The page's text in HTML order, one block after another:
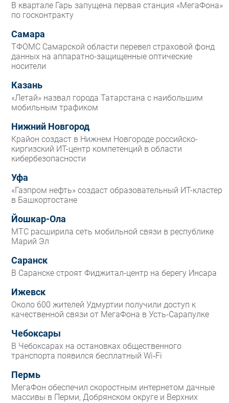
В квартале Гарь запущена первая станция «МегаФона»
по госконтракту
Самара
ТФОМС Самарской области перевел страховой фонд
данных на аппаратно-защищенные оптические
носители
Казань
«Летай» назвал города Татарстана с наибольшим
мобильным трафиком
Нижний Новгород
Крайон создаст в Нижнем Новгороде российско-
киргизский ИТ-центр компетенций в области
кибербезопасности
Уфа
«Газпром нефть» создаст образовательный ИТ-кластер
в Башкортостане
Йошкар-Ола
МТС расширила сеть мобильной связи в республике
Марий Эл
Саранск
В Саранске строят Фиджитал-центр на берегу Инсара
Ижевск
Около 600 жителей Удмуртии получили доступ к
качественной связи от МегаФона в Усть-Сарапулке
Чебоксары
В Чебоксарах на остановках общественного
транспорта появился бесплатный Wi‑Fi
Пермь
МегаФон обеспечил скоростным интернетом дачные
массивы в Перми, Добрянском округе и Верхних